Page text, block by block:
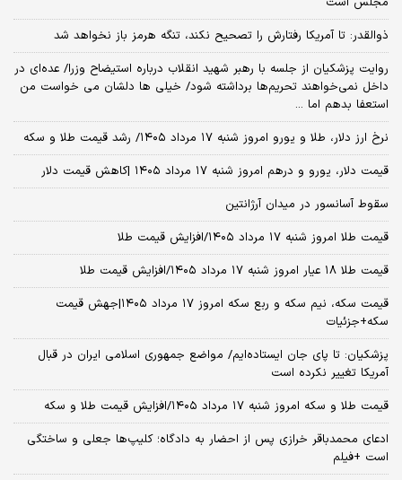
ذوالقدر: تا آمریکا رفتارش را تصحیح نکند، تنگه هرمز باز نخواهد شد
روایت پزشکیان از جلسه با رهبر شهید انقلاب درباره استیضاح وزرا/ عده‌ای در
داخل نمی‌خواهند تحریم‌ها برداشته شود/ خیلی ها دلشان می خواست من
استعفا بدهم اما ...
نرخ ارز دلار، طلا و یورو امروز شنبه ۱۷ مرداد ۱۴۰۵/ رشد قیمت طلا و سکه
قیمت دلار، یورو و درهم امروز شنبه ۱۷ مرداد ۱۴۰۵ |کاهش قیمت دلار
سقوط آسانسور در میدان آرژانتین
قیمت طلا امروز شنبه ۱۷ مرداد ۱۴۰۵/افزایش قیمت طلا
قیمت طلا ۱۸ عیار امروز شنبه ۱۷ مرداد ۱۴۰۵/افزایش قیمت طلا
قیمت سکه، نیم سکه و ربع سکه امروز ۱۷ مرداد ۱۴۰۵|جهش قیمت
سکه+جزئیات
پزشکیان: تا پای جان ایستاده‌ایم/ مواضع جمهوری اسلامی ایران در قبال
آمریکا تغییر نکرده است
قیمت طلا و سکه امروز شنبه ۱۷ مرداد ۱۴۰۵/افزایش قیمت طلا و سکه
ادعای محمدباقر خرازی پس از احضار به دادگاه؛ کلیپ‌ها جعلی و ساختگی
است +فیلم